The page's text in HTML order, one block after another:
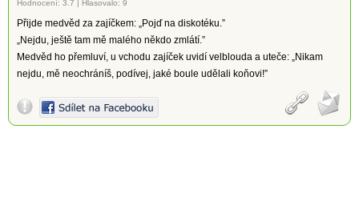
Hodnocení: 3.7 | Hlasovalo: 9
Přijde medvěd za zajíčkem: „Pojď na diskotéku.”
„Nejdu, ještě tam mě malého někdo zmlátí.”
Medvěd ho přemluví, u vchodu zajíček uvidí velblouda a uteče: „Nikam
nejdu, mě neochráníš, podívej, jaké boule udělali koňovi!”